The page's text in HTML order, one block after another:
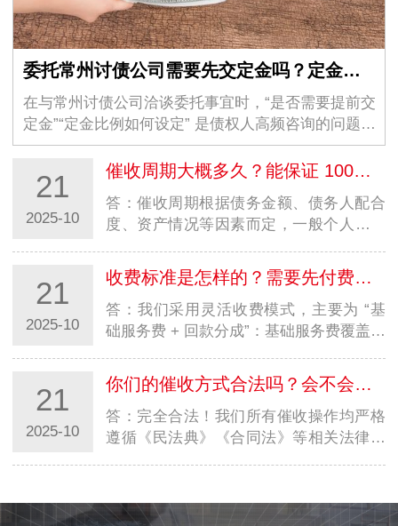
委托常州讨债公司需要先交定金吗？定金比例一般多少？
在与常州讨债公司洽谈委托事宜时，“是否需要提前交
定金”“定金比例如何设定” 是债权人高频咨询的问题。
实际上，委托常州讨债公司是否缴纳定金，并非行业
统一规定，而是取决于案件性质、合作模式及…
21
2025-10
催收周期大概多久？能保证 100% 回款吗？
答：催收周期根据债务金额、债务人配合
度、资产情况等因素而定，一般个人小额
因债务回收受多种客观因素影响，我们无
法承诺 100% 回款，但会尽最大努力推
进，成…
21
2025-10
收费标准是怎样的？需要先付费用吗？
答：我们采用灵活收费模式，主要为 “基
础服务费 + 回款分成”：基础服务费覆盖前
款分成根据债务金额、难度等确定比例
（具体面议）。部分情况可协商先服务后
收费…
21
2025-10
你们的催收方式合法吗？会不会有法律风险？
答：完全合法！我们所有催收操作均严格
遵循《民法典》《合同法》等相关法律规
规方式，坚决杜绝暴力、威胁等违规行
为，从根…